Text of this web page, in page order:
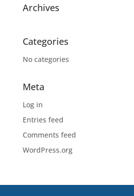
Archives
Categories
No categories
Meta
Log in
Entries feed
Comments feed
WordPress.org